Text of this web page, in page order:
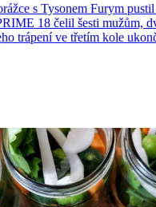
s Tysonem Furym
18 čelil šesti mužům,
trápení ve třetím kole